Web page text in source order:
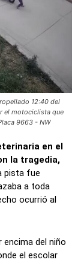
12:40 del
el motociclista que
9663 - NW
en el
la tragedia,
pista fue
a toda
ocurrió al
del niño
el escolar